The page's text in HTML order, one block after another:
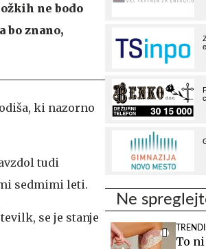
ne bodo
bo znano,
ki nazorno
tudi
sedmimi leti.
se je stanje
Ne
TRENDI
To